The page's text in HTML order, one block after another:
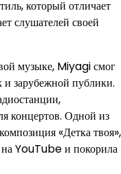
который отличает
слушателей своей
музыке, Miyagi смог
и зарубежной публики.
концертов. Одной из
«Детка твоя»,
на YouTube и покорила